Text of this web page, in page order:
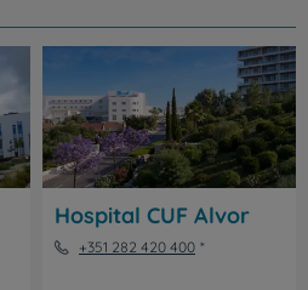
Hospital CUF Alvor
+351 282 420 400